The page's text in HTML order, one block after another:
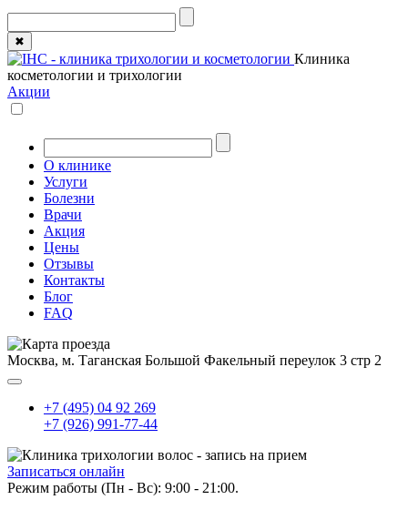
✖
Клиника
косметологии и трихологии
Акции
О клинике
Услуги
Болезни
Врачи
Акция
Цены
Отзывы
Контакты
Блог
FAQ
Москва, м. Таганская Большой Факельный переулок 3 стр 2
+7 (495) 04 92 269
+7 (926) 991-77-44
Записаться онлайн
Режим работы (Пн - Вс): 9:00 - 21:00.